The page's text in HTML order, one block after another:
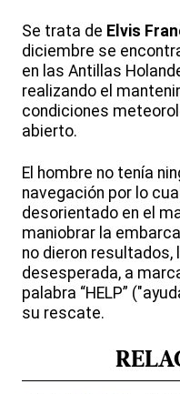
Se trata de Elvis
diciembre se
en las Antillas
realizando el
condiciones
abierto.
El hombre no tenía
navegación por lo
desorientado en el
maniobrar la
no dieron resultados,
desesperada, a
palabra “HELP”
su rescate.